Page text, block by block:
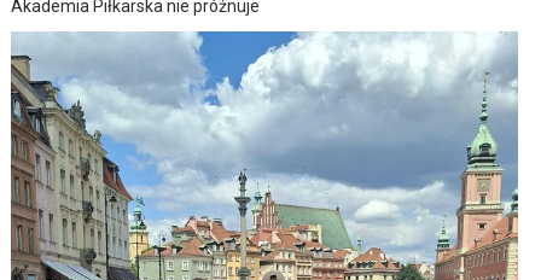
Akademia Piłkarska nie próżnuje